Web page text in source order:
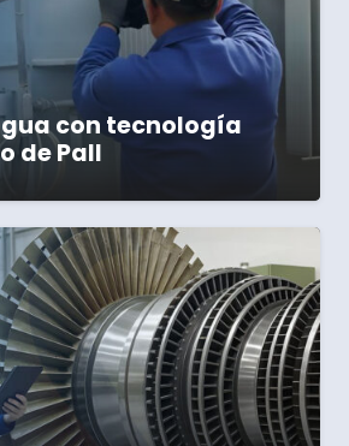
con tecnología
de Pall